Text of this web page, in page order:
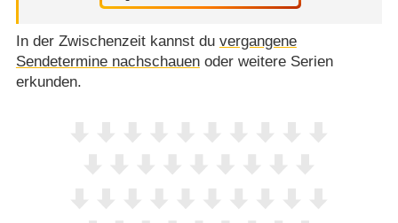
In der Zwischenzeit kannst du vergangene
Sendetermine nachschauenoder weitere Serien
erkunden.